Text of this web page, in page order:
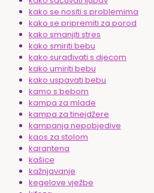
kako se nositi s problemima
kako se pripremiti za porod
kako smanjiti stres
kako smiriti bebu
kako surađivati s djecom
kako umiriti bebu
kako uspavati bebu
kamo s bebom
kampa za mlade
kampa za tinejdžere
kampanja nepobjedive
kaos za stolom
karantena
kašice
kažnjavanje
kegelove vježbe